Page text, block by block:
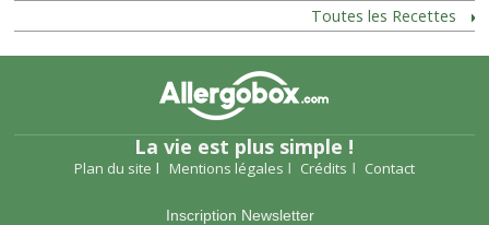
Toutes les Recettes
La vie est plus simple !
Plan du site Mentions légales Crédits Contact
Inscription Newsletter